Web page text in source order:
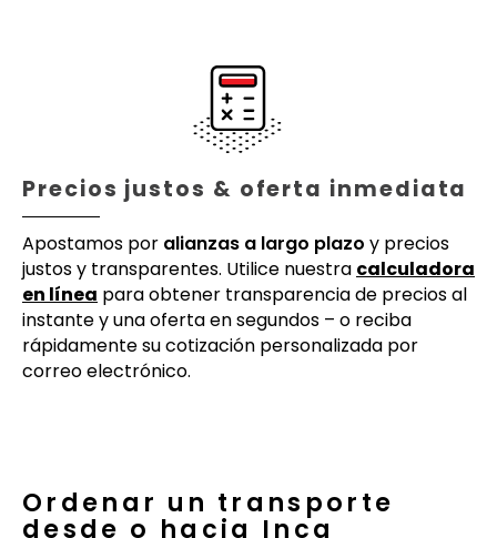
Precios justos & oferta inmediata
Apostamos por alianzas a largo plazo y precios
justos y transparentes. Utilice nuestra calculadora
en línea para obtener transparencia de precios al
instante y una oferta en segundos – o reciba
rápidamente su cotización personalizada por
correo electrónico.
Ordenar un transporte
desde o hacia Inca